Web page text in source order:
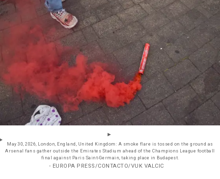
May 30, 2026, London, England, United Kingdom: A smoke flare is tossed on the ground as
Arsenal fans gather outside the Emirates Stadium ahead of the Champions League football
final against Paris Saint-Germain, taking place in Budapest.
- EUROPA PRESS/CONTACTO/VUK VALCIC